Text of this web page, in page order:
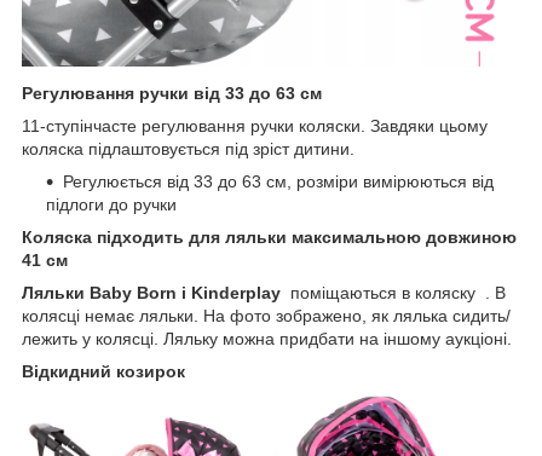
Регулювання ручки від 33 до 63 см
11-ступінчасте регулювання ручки коляски. Завдяки цьому
коляска підлаштовується під зріст дитини.
Регулюється від 33 до 63 см, розміри вимірюються від
підлоги до ручки
Коляска підходить для ляльки максимальною довжиною
41 см
Ляльки Baby Born і Kinderplay поміщаються в коляску . В
колясці немає ляльки. На фото зображено, як лялька сидить/
лежить у колясці. Ляльку можна придбати на іншому аукціоні.
Відкидний козирок